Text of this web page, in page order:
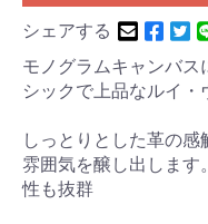
シェアする
モノグラムキャンバス
シックで上品なルイ
しっとりとした革の
雰囲気を醸し出します
性も抜群